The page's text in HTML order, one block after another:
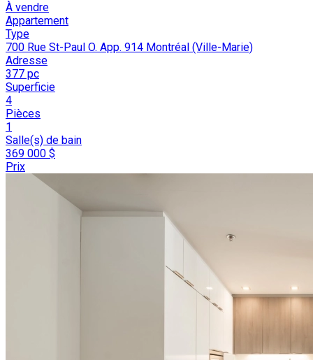
À vendre
Appartement
Type
700 Rue St-Paul O. App. 914 Montréal (Ville-Marie)
Adresse
377 pc
Superficie
4
Pièces
1
Salle(s) de bain
369 000 $
Prix